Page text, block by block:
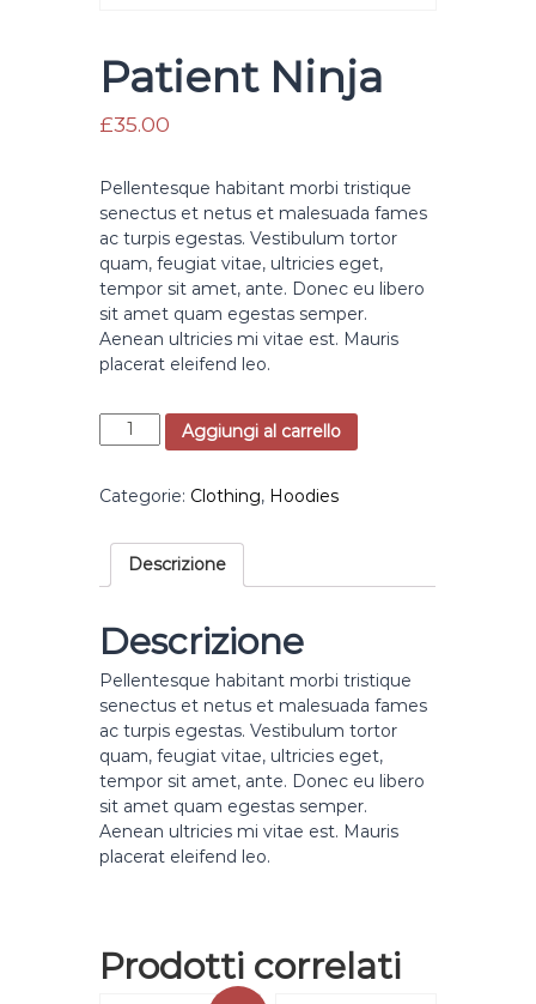
i
Patient Ninja
£35.00
Pellentesque habitant morbi tristique
senectus et netus et malesuada fames
ac turpis egestas. Vestibulum tortor
quam, feugiat vitae, ultricies eget,
tempor sit amet, ante. Donec eu libero
sit amet quam egestas semper.
Aenean ultricies mi vitae est. Mauris
placerat eleifend leo.
a
i
n
j
a
q
u
a
n
t
i
Aggiungi al carrello
Categorie: Clothing, Hoodies
Descrizione
Descrizione
Pellentesque habitant morbi tristique
senectus et netus et malesuada fames
ac turpis egestas. Vestibulum tortor
quam, feugiat vitae, ultricies eget,
tempor sit amet, ante. Donec eu libero
sit amet quam egestas semper.
Aenean ultricies mi vitae est. Mauris
placerat eleifend leo.
Prodotti correlati